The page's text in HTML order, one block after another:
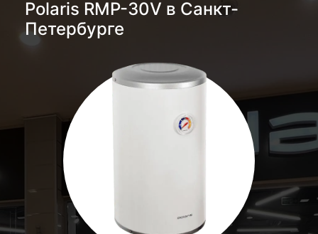
Polaris RMP-30V в Санкт-
Петербурге